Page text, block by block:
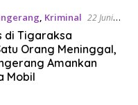
, Kriminal 22 Juni
di Tigaraksa
Orang Meninggal,
Amankan
Mobil